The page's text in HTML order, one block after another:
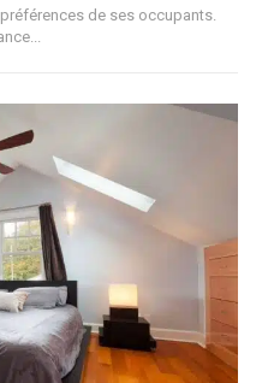
de ses occupants.